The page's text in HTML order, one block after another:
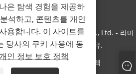
Printing Machinery Co., Ltd. - 라미
팅 기계, Bopp 필름 - 판권 소유.
RSS XML 개인 정보 보호 정책
은 탐색 경험을 제공하
석하고, 콘텐츠를 개인
용합니다. 이 사이트를
당사의 쿠키 사용에 동
개인 정보 보호 정책